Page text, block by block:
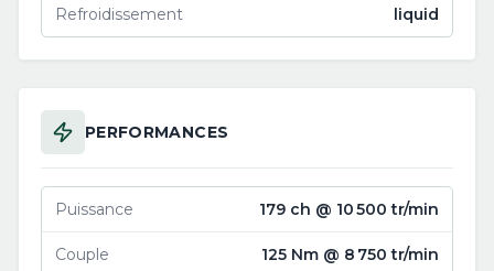
Refroidissement liquid
PERFORMANCES
Puissance 179 ch @ 10 500 tr/min
Couple 125 Nm @ 8 750 tr/min